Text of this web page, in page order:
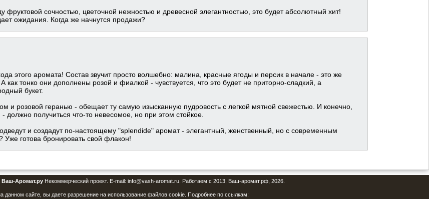
фруктовой сочностью, цветочной нежностью и древесной элегантностью, это будет абсолютный хит!
ожидания. Когда же начнутся продажи?
этого аромата! Состав звучит просто волшебно: малина, красные ягоды и персик в начале - это же
тонко они дополнены розой и фиалкой - чувствуется, что это будет не приторно-сладкий, а
букет.
и розовой геранью - обещает ту самую изысканную пудровость с легкой мятной свежестью. И конечно,
получиться что-то невесомое, но при этом стойкое.
и создадут по-настоящему "splendide" аромат - элегантный, женственный, но с современным
Уже готова бронировать свой флакон!
Ваш-Аромат.руНекоммерческий проект. E-mail: info@vash-aromat.ru. Работаем с 2013. Ваш-аромат.рф, 2026.
данном сайте, вы даете разрешение на использование файлов cookie. Подробнее по ссылкам: